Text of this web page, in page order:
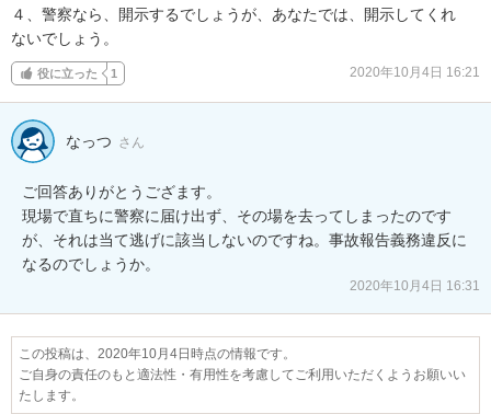
４、警察なら、開示するでしょうが、あなたでは、開示してくれ
ないでしょう。
役に立った 1 2020年10月4日 16:21
なっつ さん
ご回答ありがとうござます。
現場で直ちに警察に届け出ず、その場を去ってしまったのです
が、それは当て逃げに該当しないのですね。事故報告義務違反に
なるのでしょうか。
2020年10月4日 16:31
この投稿は、2020年10月4日時点の情報です。
ご自身の責任のもと適法性・有用性を考慮してご利用いただくようお願いい
たします。